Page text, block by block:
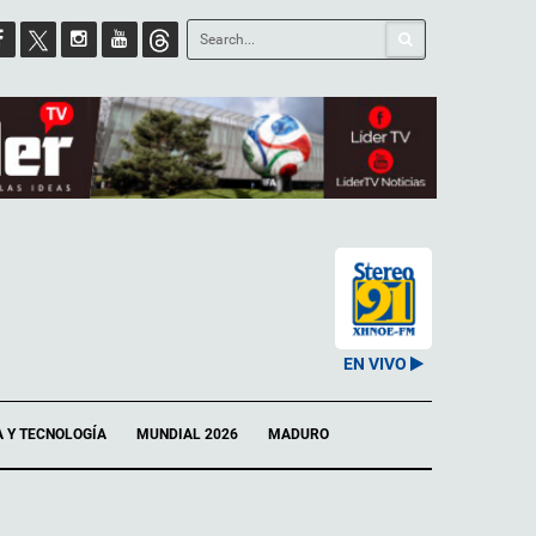
EN VIVO
Y TECNOLOGÍA MUNDIAL 2026 MADURO